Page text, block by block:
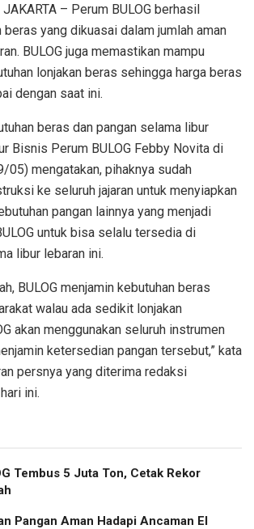
– Perum BULOG berhasil
beras yang dikuasai dalam jumlah aman
BULOG juga memastikan mampu
lonjakan beras sehingga harga beras
dengan saat ini.
beras dan pangan selama libur
Bisnis Perum BULOG Febby Novita di
05) mengatakan, pihaknya sudah
ke seluruh jajaran untuk menyiapkan
pangan lainnya yang menjadi
untuk bisa selalu tersedia di
libur lebaran ini.
BULOG menjamin kebutuhan beras
walau ada sedikit lonjakan
akan menggunakan seluruh instrumen
ketersedian pangan tersebut,” kata
persnya yang diterima redaksi
ini.
Tembus 5 Juta Ton, Cetak Rekor
Pangan Aman Hadapi Ancaman El